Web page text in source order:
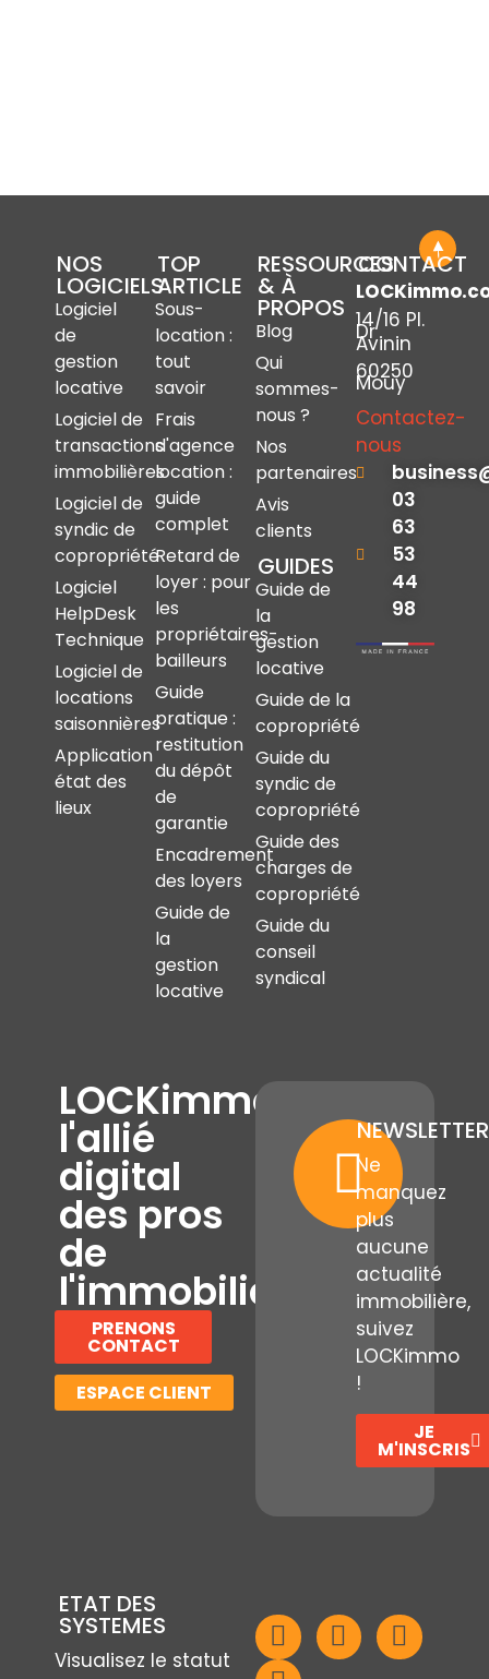
NOS
LOGICIELS
Logiciel
de
gestion
locative
Logiciel de
transactions
immobilières
Logiciel de
syndic de
copropriété
Logiciel
HelpDesk
Technique
Logiciel de
locations
saisonnières
Application
état des
lieux
TOP
ARTICLE
Sous-
location :
tout
savoir
Frais
d'agence
location :
guide
complet
Retard de
loyer : pour
les
propriétaires-
bailleurs
Guide
pratique :
restitution
du dépôt
de
garantie
Encadrement
des loyers
Guide de
la
gestion
locative
RESSOURCES
& À
PROPOS
Blog
Qui
sommes-
nous ?
Nos
partenaires
Avis
clients
GUIDES
Guide de
la
gestion
locative
Guide de la
copropriété
Guide du
syndic de
copropriété
Guide des
charges de
copropriété
Guide du
conseil
syndical
CONTACT
14/16 Pl.
Dr
Avinin
60250
Mouy
Contactez-
nous
03
63
53
44
98
LOCKimmo,
l'allié
digital
des pros
de
l'immobilier
PRENONS
CONTACT
ESPACE CLIENT
NEWSLETTER
Ne
manquez
plus
aucune
actualité
immobilière,
suivez
LOCKimmo
!
JE
M'INSCRIS
ETAT DES
SYSTEMES
Visualisez le statut